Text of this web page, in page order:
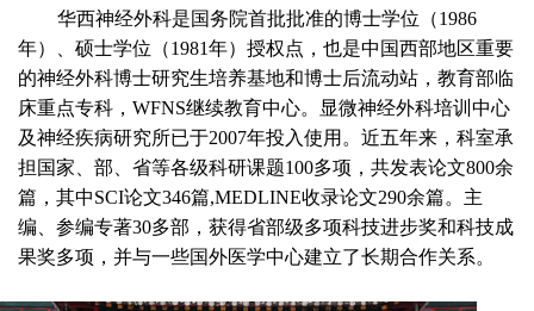
华西神经外科是国务院首批批准的博士学位（1986
年）、硕士学位（1981年）授权点，也是中国西部地区重要
的神经外科博士研究生培养基地和博士后流动站，教育部临
床重点专科， WFNS继续教育中心。显微神经外科培训中心
及神经疾病研究所已于2007年投入使用。近五年来，科室承
担国家、部、省等各级科研课题100多项，共发表论文800余
篇，其中SCI论文346篇,MEDLINE收录论文290余篇。主
编、参编专著30多部，获得省部级多项科技进步奖和科技成
果奖多项，并与一些国外医学中心建立了长期合作关系。